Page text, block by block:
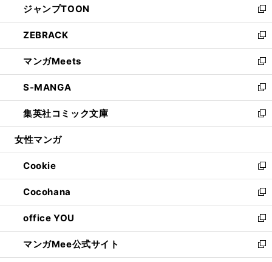
く
で
開
く
ド
ウ
で
開
く
ィ
ン
ド
ウ
で
開
く
い
ウ
ィ
ン
ド
ウ
で
開
く
ジャンプTOON
新
し
い
ウ
ィ
ン
ド
ウ
で
開
ZEBRACK
新
し
い
ウ
ィ
ン
ド
ウ
開
く
マンガMeets
新
し
い
ウ
ィ
ン
ウ
で
開
く
S-MANGA
新
し
い
ウ
ン
ド
ウ
で
開
く
集英社コミック文庫
新
し
ウ
ィ
ン
ド
ウ
で
開
く
女性マンガ
Cookie
新
し
い
ウ
ィ
ン
ド
ウ
Cocohana
新
し
い
ウ
ィ
ン
office YOU
新
し
い
ウ
マンガMee公式サイト
新
し